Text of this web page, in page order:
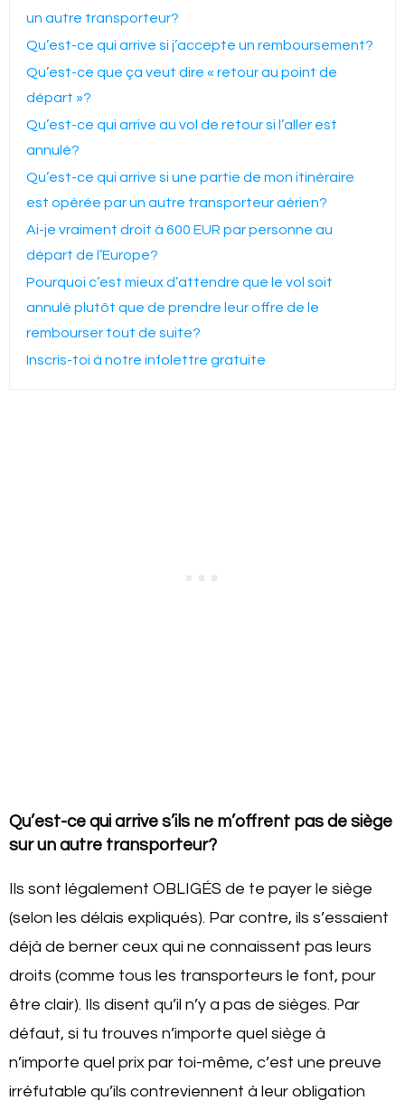
un autre transporteur?
Qu’est-ce qui arrive si j’accepte un remboursement?
Qu’est-ce que ça veut dire « retour au point de
départ »?
Qu’est-ce qui arrive au vol de retour si l’aller est
annulé?
Qu’est-ce qui arrive si une partie de mon itinéraire
est opérée par un autre transporteur aérien?
Ai-je vraiment droit à 600 EUR par personne au
départ de l’Europe?
Pourquoi c’est mieux d’attendre que le vol soit
annulé plutôt que de prendre leur offre de le
rembourser tout de suite?
Inscris-toi à notre infolettre gratuite
Qu’est-ce qui arrive s’ils ne m’offrent pas de siège
sur un autre transporteur?
Ils sont légalement OBLIGÉS de te payer le siège
(selon les délais expliqués). Par contre, ils s’essaient
déjà de berner ceux qui ne connaissent pas leurs
droits (comme tous les transporteurs le font, pour
être clair). Ils disent qu’il n’y a pas de sièges. Par
défaut, si tu trouves n’importe quel siège à
n’importe quel prix par toi-même, c’est une preuve
irréfutable qu’ils contreviennent à leur obligation